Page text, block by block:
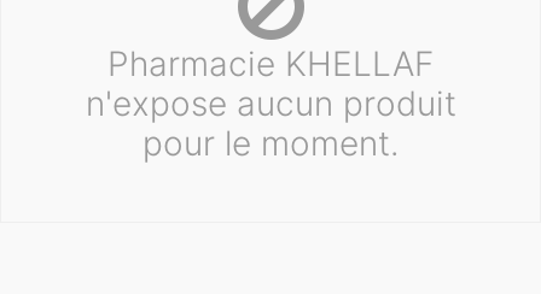
Pharmacie KHELLAF
n'expose aucun produit
pour le moment.